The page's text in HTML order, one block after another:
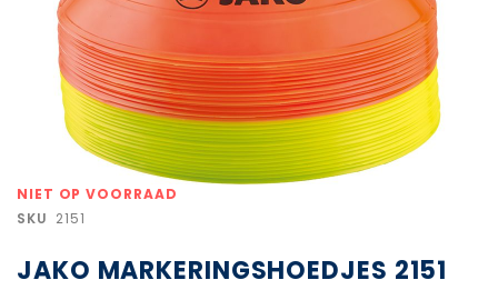
NIET OP VOORRAAD
SKU 2151
JAKO MARKERINGSHOEDJES 2151
Ga
naar
van